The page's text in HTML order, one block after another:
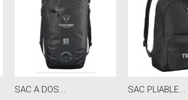
SAC A DOS... SAC PLIABLE...